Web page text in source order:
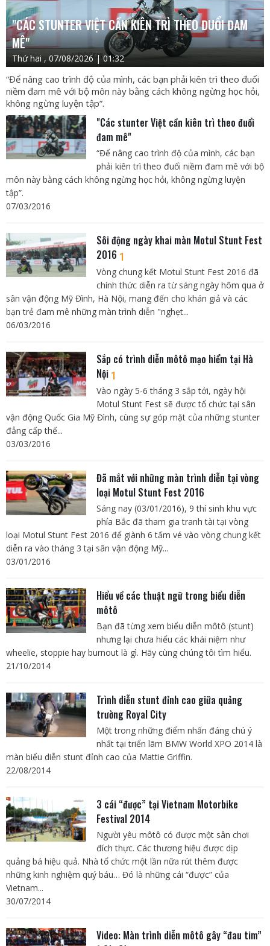
"CÁC STUNTER VIỆT CẦN KIÊN TRÌ THEO ĐUỔI ĐAM
MÊ"
Thứ hai , 07/08/2026 | 01:32
“Để nâng cao trình độ của mình, các bạn phải kiên trì theo đuổi
niềm đam mê với bộ môn này bằng cách không ngừng học hỏi,
không ngừng luyện tập”.
"Các stunter Việt cần kiên trì theo đuổi
đam mê"
“Để nâng cao trình độ của mình, các bạn
phải kiên trì theo đuổi niềm đam mê với bộ
môn này bằng cách không ngừng học hỏi, không ngừng luyện
tập”.
07/03/2016
Sôi động ngày khai màn Motul Stunt Fest
2016 1
Vòng chung kết Motul Stunt Fest 2016 đã
chính thức diễn ra từ sáng ngày hôm qua ở
sân vận động Mỹ Đình, Hà Nội, mang đến cho khán giả và các
bạn trẻ đam mê những màn trình diễn "nghẹt...
06/03/2016
Sắp có trình diễn môtô mạo hiểm tại Hà
Nội 1
Vào ngày 5-6 tháng 3 sắp tới, ngày hội
Motul Stunt Fest sẽ được tổ chức tại sân
vận động Quốc Gia Mỹ Đình, cùng sự góp mặt của những stunter
đẳng cấp thế...
03/03/2016
Đã mắt với những màn trình diễn tại vòng
loại Motul Stunt Fest 2016
Sáng nay (03/01/2016), 9 thí sinh khu vực
phía Bắc đã tham gia tranh tài tại vòng
loại Motul Stunt Fest 2016 để giành 6 tấm vé vào vòng chung kết
diễn ra vào tháng 3 tại sân vận động Mỹ...
03/01/2016
Hiểu về các thuật ngữ trong biểu diễn
môtô
Bạn đã từng xem biểu diễn môtô (stunt)
nhưng lại chưa hiểu các khái niệm như
wheelie, stoppie hay burnout là gì. Hãy cùng chúng tôi tìm hiểu.
21/10/2014
Trình diễn stunt đỉnh cao giữa quảng
trường Royal City
Một trong những điểm nhấn đáng chú ý
nhất tại triển lãm BMW World XPO 2014 là
màn biểu diễn stunt đỉnh cao của Mattie Griffin.
22/08/2014
3 cái “được” tại Vietnam Motorbike
Festival 2014
Người yêu môtô có được một sân chơi
đích thực. Các thương hiệu được dịp
quảng bá hiệu quả. Nhà tổ chức một lần nữa rút thêm được
những kinh nghiệm quý báu… Đó là những cái “được” của
Vietnam...
30/07/2014
Video: Màn trình diễn môtô gây “đau tim”